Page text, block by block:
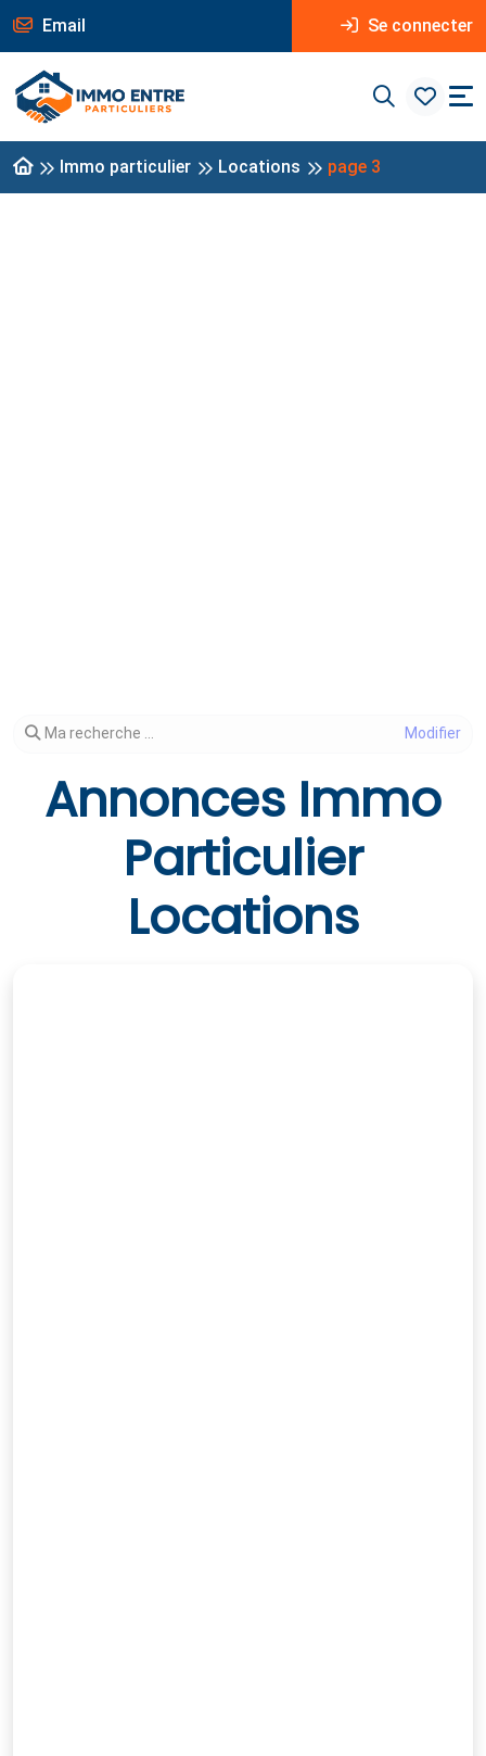
Email Se connecter
Immo particulier Locations page 3
Modifier votre recherche
Ma recherche ...
Annonces Immo
Particulier
Locations